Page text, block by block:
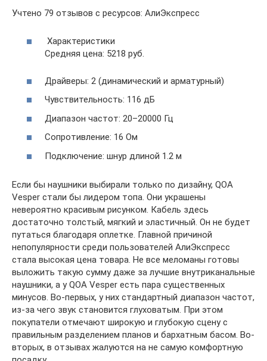
Учтено 79 отзывов с ресурсов: АлиЭкспресс
Характеристики
Средняя цена: 5218 руб.
Драйверы: 2 (динамический и арматурный)
Чувствительность: 116 дБ
Диапазон частот: 20–20000 Гц
Сопротивление: 16 Ом
Подключение: шнур длиной 1.2 м
Если бы наушники выбирали только по дизайну, QOA
Vesper стали бы лидером топа. Они украшены
невероятно красивым рисунком. Кабель здесь
достаточно толстый, мягкий и эластичный. Он не будет
путаться благодаря оплетке. Главной причиной
непопулярности среди пользователей АлиЭкспресс
стала высокая цена товара. Не все меломаны готовы
выложить такую сумму даже за лучшие внутриканальные
наушники, а у QOA Vesper есть пара существенных
минусов. Во-первых, у них стандартный диапазон частот,
из-за чего звук становится глуховатым. При этом
покупатели отмечают широкую и глубокую сцену с
правильным разделением планов и бархатным басом. Во-
вторых, в отзывах жалуются на не самую комфортную